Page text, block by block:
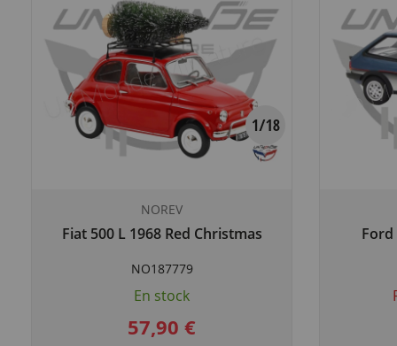
NOREV
Fiat 500 L 1968 Red Christmas
NO187779
En stock
57,90 €
Ford